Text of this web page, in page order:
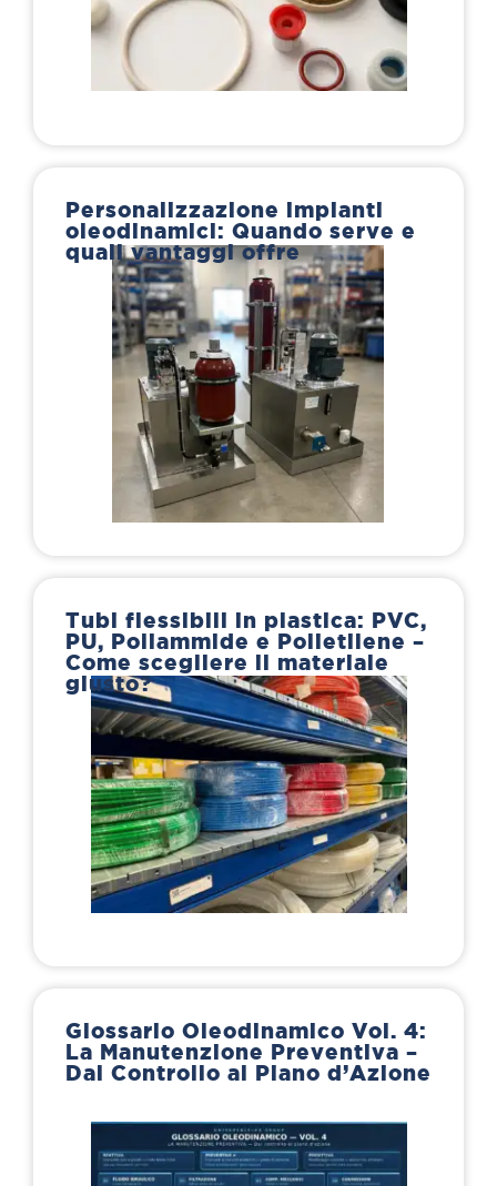
Personalizzazione impianti
oleodinamici: Quando serve e
quali vantaggi offre
Tubi flessibili in plastica: PVC,
PU, Poliammide e Polietilene –
Come scegliere il materiale
giusto?
Glossario Oleodinamico Vol. 4:
La Manutenzione Preventiva –
Dal Controllo al Piano d’Azione